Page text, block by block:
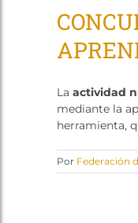
La actividad
mediante la
herramienta,
Por Federación